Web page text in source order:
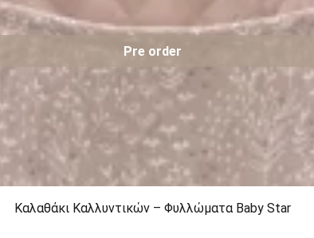
Pre order
Kαλαθάκι Καλλυντικών – Φυλλώματα Baby Star